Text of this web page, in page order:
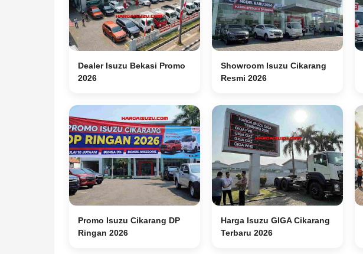
Dealer Isuzu Bekasi Promo
2026
Showroom Isuzu Cikarang
Resmi 2026
Promo Isuzu Cikarang DP
Ringan 2026
Harga Isuzu GIGA Cikarang
Terbaru 2026